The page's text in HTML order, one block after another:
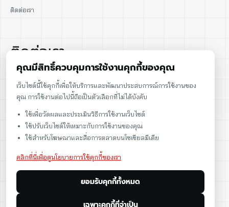
ติดต่อเรา
ติดต่อเรา
086-086-2000
sales@cst.co.th
คุณมีสิทธิ์ควบคุมการใช้งานคุกกี้ของคุณ
เว็บไซต์นี้ใช้คุกกี้เพื่อให้บริการและพัฒนาประสบการณ์การใช้งานของ
คุณ การใช้งานต่อไปนี้ถือเป็นตัวเลือกที่ไม่ได้บังคับ
ใช้เพื่อวัดผลและประเมินวิธีการใช้งานเว็บไซต์
ใช้ปรับเว็บไซต์ให้เหมาะกับการใช้งานของคุณ
ใช้สำหรับโฆษณาและสื่อการตลาดบนโซเชียลมีเดีย
คลิกที่นี่เพื่อดูนโยบายการใช้คุกกี้ของเรา
ยอมรับคุกกี้ทั้งหมด
เฉพาะคุกกี้ที่จำเป็น